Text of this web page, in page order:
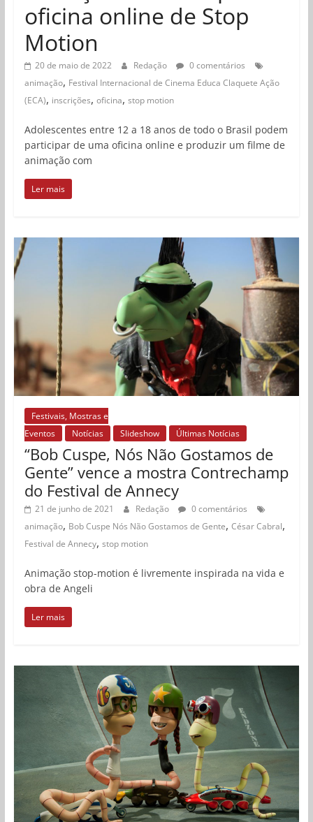
oficina online de Stop
Motion
20 de maio de 2022 Redação
0 comentários
animação, Festival Internacional de Cinema Educa Claquete Ação
(ECA), inscrições, oficina, stop motion
Adolescentes entre 12 a 18 anos de todo o Brasil podem
participar de uma oficina online e produzir um filme de
animação com
Ler mais
Festivais, Mostras e
Eventos
Notícias Slideshow Últimas Notícias
“Bob Cuspe, Nós Não Gostamos de
Gente” vence a mostra Contrechamp
do Festival de Annecy
21 de junho de 2021 Redação
0 comentários
animação, Bob Cuspe Nós Não Gostamos de Gente, César Cabral,
Festival de Annecy, stop motion
Animação stop-motion é livremente inspirada na vida e
obra de Angeli
Ler mais